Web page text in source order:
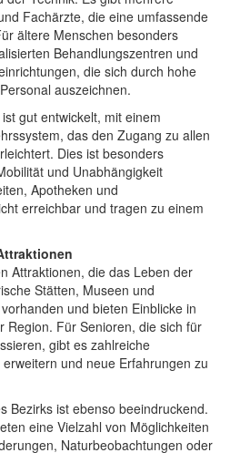
Fachärzte, die eine umfassende
ältere Menschen besonders
Behandlungszentren und
die sich durch hohe
auszeichnen.
gut entwickelt, mit einem
das den Zugang zu allen
Dies ist besonders
und Unabhängigkeit
Apotheken und
erreichbar und tragen zu einem
Attraktionen, die das Leben der
Stätten, Museen und
und bieten Einblicke in
Region. Für Senioren, die sich für
gibt es zahlreiche
und neue Erfahrungen zu
Bezirks ist ebenso beeindruckend.
eine Vielzahl von Möglichkeiten
Naturbeobachtungen oder